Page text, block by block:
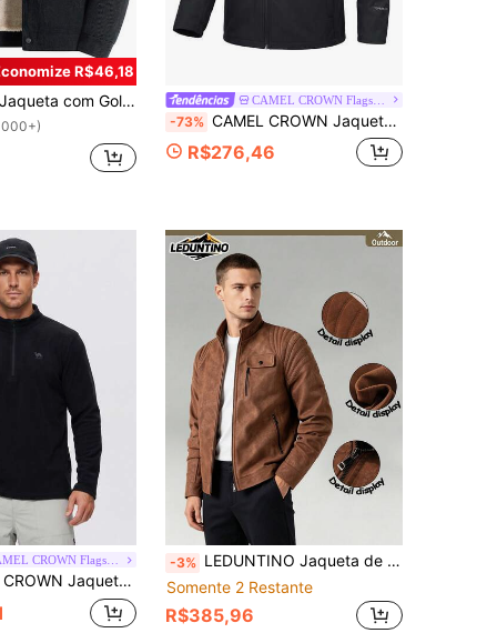
R$46,18
com Gola de Sherpa Masculina, Casaco Acolchoado de Veludo Cotelê, Roupa de Trabalho Reforçada, Esportiva Preta para Outono/Inverno
-73% CAMEL CROWN Jaqueta Softshell Masculina para Atividades ao Ar Livre, Estilosa, Confortável, Repelente à Água, Resistente à Abrasão e Leve para Caminhada e Montanhismo
R$276,46
Uso Externo com Gola Alta, à Prova de Vento, Aquecida, Quente e com Forro Interno Antiestático
-3% LEDUNTINO Jaqueta de Couro Casual com Zíper para Homens, Esportiva, Sólida, Presente para Marido, Namorado, Jaqueta Corta-Vento de Couro para Primavera e Outono para Homens
Somente 2 Restante
R$385,96